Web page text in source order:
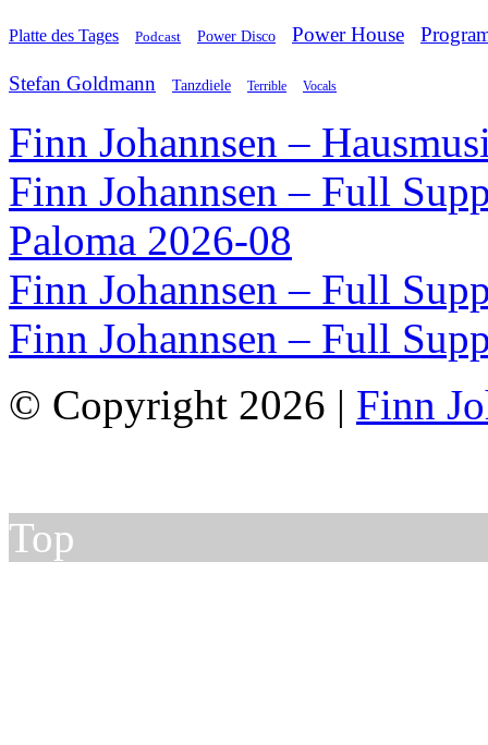
Platte des Tages Podcast Power Disco Power House
Stefan Goldmann Tanzdiele Terrible Vocals
Finn Johannsen –
Finn Johannsen – Full
Paloma 2026-08
Finn Johannsen – Full
Finn Johannsen – Full
© Copyright 2026 | Finn
Top